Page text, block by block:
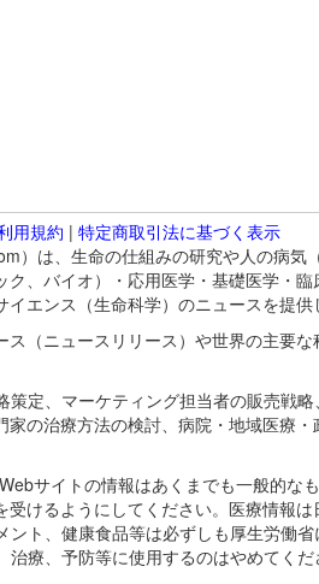
用規約 | 特定商取引法に基づく表示
は、生命の仕組みの研究や人の病気
、バイオ）・応用医学・基礎医学・
エンス（生命科学）のニュースを提供
（ニュースリリース）や世界の主要
定、マーケティング担当者の販売戦
の治療方法の検討、病院・地域医療
サイトの情報はあくまでも一般的
けるようにしてください。医療情報
ト、健康食品等は必ずしも厚生労働
療、予防等に使用するのはやめてく